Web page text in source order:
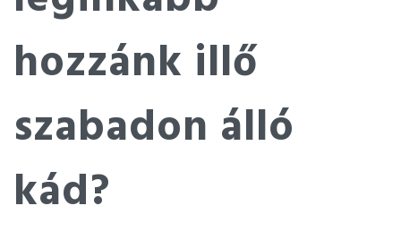
hozzánk illő
szabadon álló
kád?